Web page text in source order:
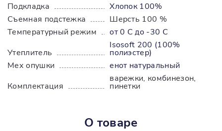
Подкладка
Хлопок 100%
Съемная подстежка
Шерсть 100 %
Температурный режим
от 0 С до -30 С
Утеплитель
Isosoft 200 (100%
полиэстер)
Мех опушки
енот натуральный
Комплектация
варежки, комбинезон,
пинетки
О товаре